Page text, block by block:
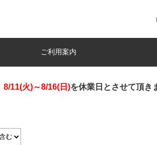
ご利用案内
8/11(火)～8/16(日)を休業日とさせて頂き